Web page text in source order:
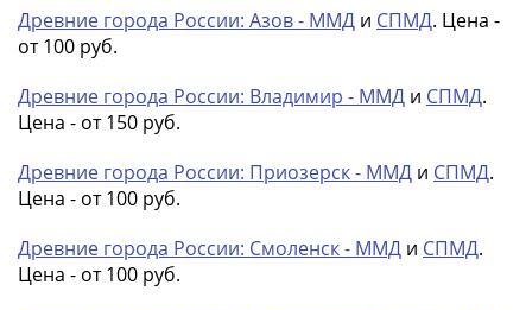
Древние города России: Азов - ММД и СПМД. Цена -
от 100 руб.
Древние города России: Владимир - ММД и СПМД.
Цена - от 150 руб.
Древние города России: Приозерск - ММД и СПМД.
Цена - от 100 руб.
Древние города России: Смоленск - ММД и СПМД.
Цена - от 100 руб.